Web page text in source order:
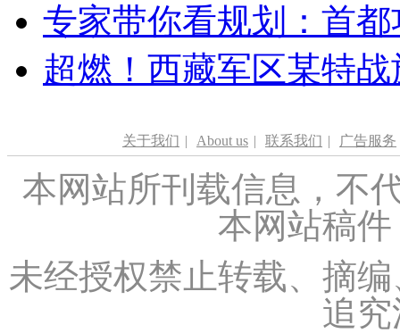
专家带你看规划：首
超燃！西藏军区某特
关于我们 | About us | 联系我们 | 广告服务
本网站所刊载信息，不
本网站稿
未经授权禁止转载、摘
追